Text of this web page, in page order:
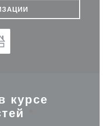
курсе